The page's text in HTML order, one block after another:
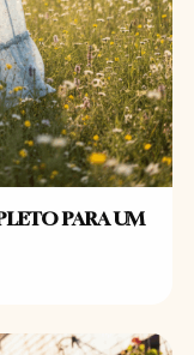
PARA UM